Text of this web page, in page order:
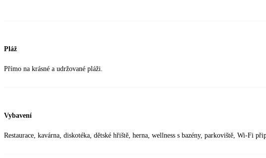
Pláž
Přímo na krásné a udržované pláži.
Vybavení
Restaurace, kavárna, diskotéka, dětské hřiště, herna, wellness s bazény, parkoviště, Wi-Fi